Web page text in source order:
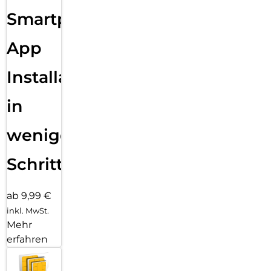
Sende eine Textnachricht, ruf jemanden an, lade Musik und
Podcasts und kontaktiere den Notruf – alles ohne dein
iPhone. Und jetzt bist du mit schnellem 5G unterwegs noch
Smartphone
App
Installation
in
wenigen
Schritten
ab 9,99 €
inkl. MwSt.
Mehr
erfahren